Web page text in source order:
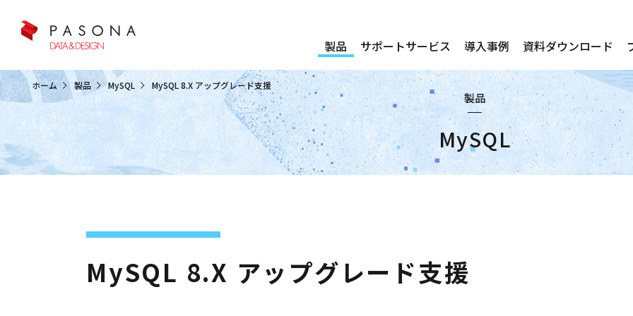
製品 サポートサービス 導入事例 資料ダウンロード
ホーム 製品 MySQL MySQL 8.X アップグレード支援
製品
MySQL
MySQL 8.X アップグレード支援